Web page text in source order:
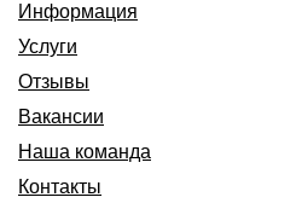
Информация
Услуги
Отзывы
Вакансии
Наша команда
Контакты